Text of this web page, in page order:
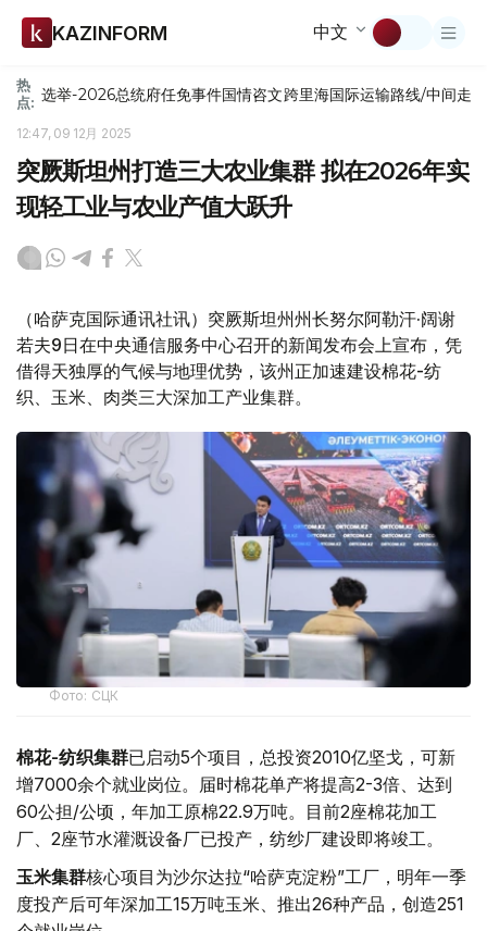
KAZINFORM 中文
热
点: 选举-2026总统府任免事件国情咨文跨里海国际运输路线/中间走廊
12:47, 09 12月 2025
突厥斯坦州打造三大农业集群 拟在2026年实
现轻工业与农业产值大跃升
（哈萨克国际通讯社讯）突厥斯坦州州长努尔阿勒汗·阔谢
若夫9日在中央通信服务中心召开的新闻发布会上宣布，凭
借得天独厚的气候与地理优势，该州正加速建设棉花-纺
织、玉米、肉类三大深加工产业集群。
Фото: СЦК
棉花-纺织集群已启动5个项目，总投资2010亿坚戈，可新
增7000余个就业岗位。届时棉花单产将提高2-3倍、达到
60公担/公顷，年加工原棉22.9万吨。目前2座棉花加工
厂、2座节水灌溉设备厂已投产，纺纱厂建设即将竣工。
玉米集群核心项目为沙尔达拉“哈萨克淀粉”工厂，明年一季
度投产后可年深加工15万吨玉米、推出26种产品，创造251